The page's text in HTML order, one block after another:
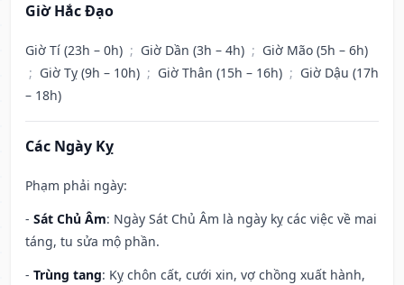
Giờ Hắc Đạo
Giờ Tí (23h – 0h) ; Giờ Dần (3h – 4h) ; Giờ Mão (5h – 6h)
; Giờ Tỵ (9h – 10h) ; Giờ Thân (15h – 16h) ; Giờ Dậu (17h
– 18h)
Các Ngày Kỵ
Phạm phải ngày:
- Sát Chủ Âm: Ngày Sát Chủ Âm là ngày kỵ các việc về mai
táng, tu sửa mộ phần.
- Trùng tang: Kỵ chôn cất, cưới xin, vợ chồng xuất hành,